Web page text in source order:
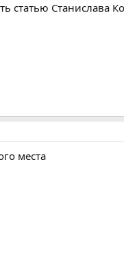
статью Станислава
места